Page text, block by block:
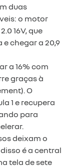
duas
o motor
16V, que
chegar a 20,9
a 16% com
graças à
O
1 e recupera
para
deixam o
é a central
tela de sete